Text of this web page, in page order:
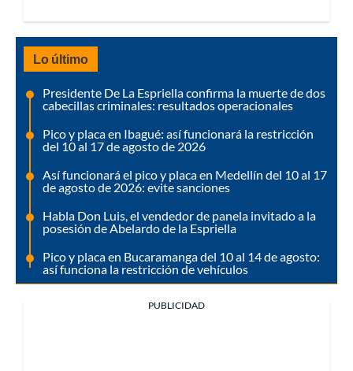
Lo último
Presidente De La Espriella confirma la muerte de dos
cabecillas criminales: resultados operacionales
Pico y placa en Ibagué: así funcionará la restricción
del 10 al 17 de agosto de 2026
Así funcionará el pico y placa en Medellín del 10 al 17
de agosto de 2026: evite sanciones
Habla Don Luis, el vendedor de panela invitado a la
posesión de Abelardo de la Espriella
Pico y placa en Bucaramanga del 10 al 14 de agosto:
así funciona la restricción de vehículos
PUBLICIDAD